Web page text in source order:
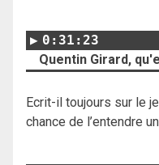
0:31:23
Quentin Girard,
Ecrit-il toujours sur le
chance de l’entendre